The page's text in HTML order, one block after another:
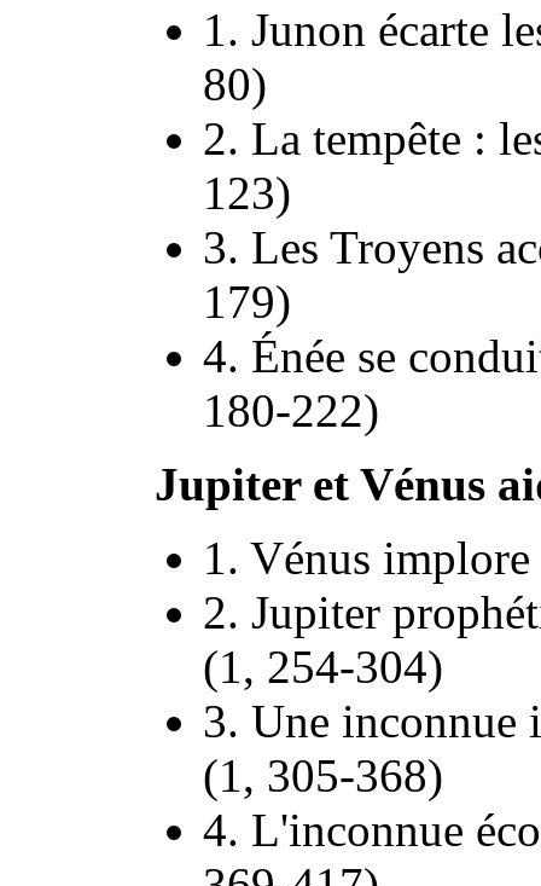
1. Junon écarte
80)
2. La tempête :
123)
3. Les Troyens
179)
4. Énée se
180-222)
Jupiter et Vénus
1. Vénus
2. Jupiter
(1, 254-304)
3. Une inconnue
(1, 305-368)
4. L'inconnue